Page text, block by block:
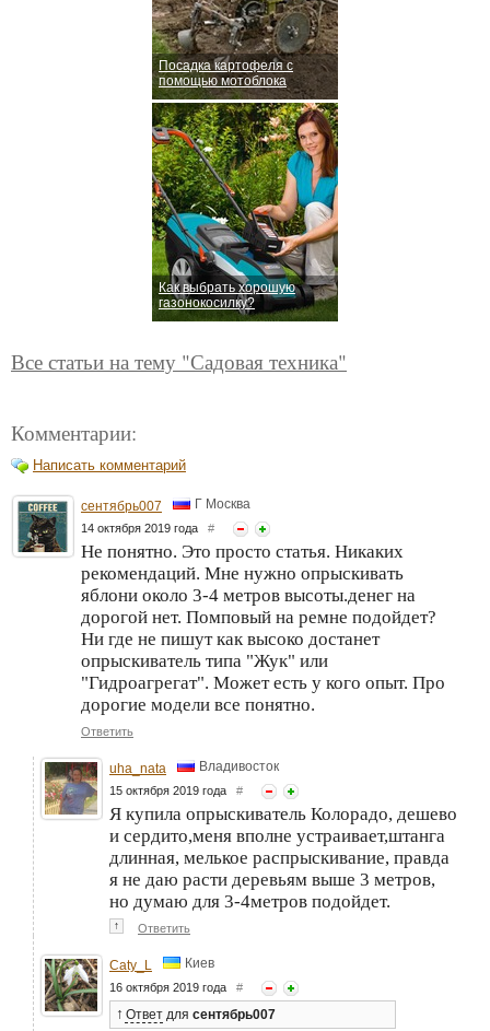
Посадка картофеля с
помощью мотоблока
Как выбрать хорошую
газонокосилку?
Все статьи на тему "Садовая техника"
Комментарии:
Написать комментарий
сентябрь007 Г Москва
14 октября 2019 года #
Не понятно. Это просто статья. Никаких
рекомендаций. Мне нужно опрыскивать
яблони около 3-4 метров высоты.денег на
дорогой нет. Помповый на ремне подойдет?
Ни где не пишут как высоко достанет
опрыскиватель типа "Жук" или
"Гидроагрегат". Может есть у кого опыт. Про
дорогие модели все понятно.
Ответить
uha_nata Владивосток
15 октября 2019 года #
Я купила опрыскиватель Колорадо, дешево
и сердито,меня вполне устраивает,штанга
длинная, мелькое распрыскивание, правда
я не даю расти деревьям выше 3 метров,
но думаю для 3-4метров подойдет.
↑ Ответить
Caty_L Киев
16 октября 2019 года #
↑ Ответ для сентябрь007